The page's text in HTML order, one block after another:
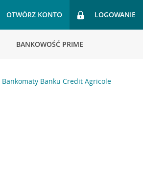
OTWÓRZ KONTO LOGOWANIE
BANKOWOŚĆ PRIME
Bankomaty Banku Credit Agricole